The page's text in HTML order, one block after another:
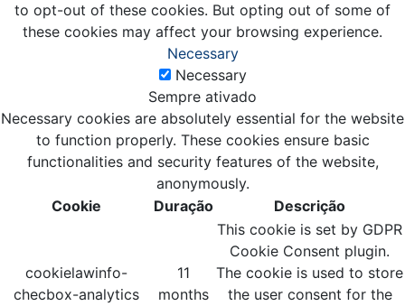
to opt-out of these cookies. But opting out of some of
these cookies may affect your browsing experience.
Necessary
Necessary
Sempre ativado
Necessary cookies are absolutely essential for the website
to function properly. These cookies ensure basic
functionalities and security features of the website,
anonymously.
Cookie
Duração Descrição
cookielawinfo-
checbox-analytics
11
months
This cookie is set by GDPR
Cookie Consent plugin.
The cookie is used to store
the user consent for the